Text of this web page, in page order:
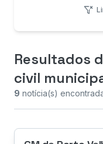
Resultados
civil
9 notícia(s)